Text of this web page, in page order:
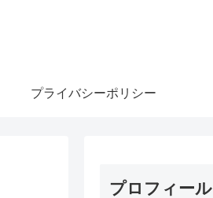
プライバシーポリシー
プロフィール